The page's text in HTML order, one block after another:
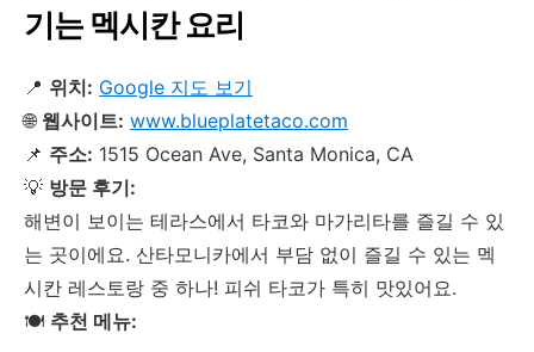
기는 멕시칸 요리
📍 위치: Google 지도 보기
🌐 웹사이트: www.blueplatetaco.com
📌 주소: 1515 Ocean Ave, Santa Monica, CA
💡 방문 후기:
해변이 보이는 테라스에서 타코와 마가리타를 즐길 수 있
는 곳이에요. 산타모니카에서 부담 없이 즐길 수 있는 멕
시칸 레스토랑 중 하나! 피쉬 타코가 특히 맛있어요.
🍽 추천 메뉴: